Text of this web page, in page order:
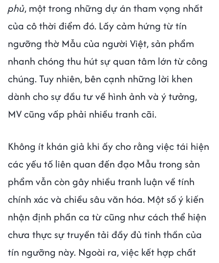
phủ, một trong những dự án tham vọng nhất
của cô thời điểm đó. Lấy cảm hứng từ tín
ngưỡng thờ Mẫu của người Việt, sản phẩm
nhanh chóng thu hút sự quan tâm lớn từ công
chúng. Tuy nhiên, bên cạnh những lời khen
dành cho sự đầu tư về hình ảnh và ý tưởng,
MV cũng vấp phải nhiều tranh cãi.
Không ít khán giả khi ấy cho rằng việc tái hiện
các yếu tố liên quan đến đạo Mẫu trong sản
phẩm vẫn còn gây nhiều tranh luận về tính
chính xác và chiều sâu văn hóa. Một số ý kiến
nhận định phần ca từ cũng như cách thể hiện
chưa thực sự truyền tải đầy đủ tinh thần của
tín ngưỡng này. Ngoài ra, việc kết hợp chất